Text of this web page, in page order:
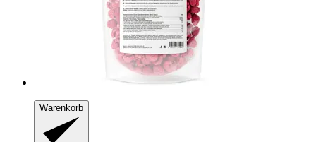
Warenkorb